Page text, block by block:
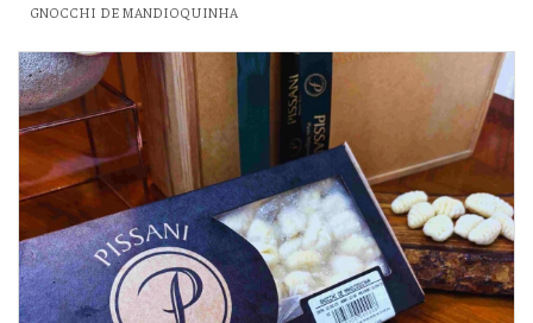
GNOCCHI DE MANDIOQUINHA